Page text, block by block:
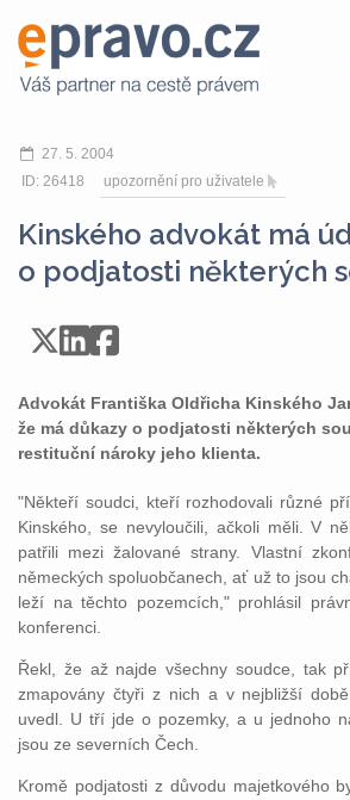
27. 5. 2004
ID: 26418
upozornění pro uživatele
Kinského advokát má
o podjatosti některých
Advokát Františka Oldřicha Kinského
že má důkazy o podjatosti některých
restituční nároky jeho klienta.
"Někteří soudci, kteří rozhodovali různé
Kinského, se nevyloučili, ačkoli měli. V
patřili mezi žalované strany. Vlastní
německých spoluobčanech, ať už to jsou
leží na těchto pozemcích," prohlásil
konferenci.
Řekl, že až najde všechny soudce, tak
zmapovány čtyři z nich a v nejbližší
uvedl. U tří jde o pozemky, a u jednoho
jsou ze severních Čech.
Kromě podjatosti z důvodu majetkového